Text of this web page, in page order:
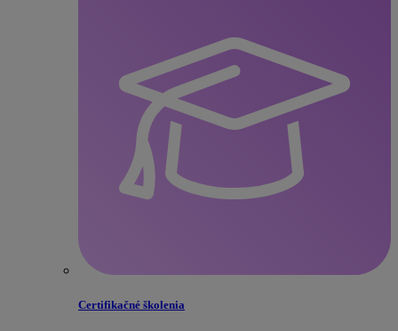
Certifikačné školenia